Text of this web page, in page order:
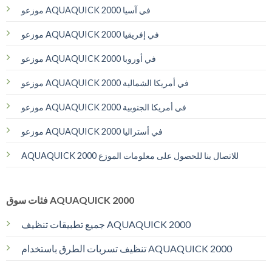
موزعو AQUAQUICK 2000 في آسيا
موزعو AQUAQUICK 2000 في إفريقيا
موزعو AQUAQUICK 2000 في أوروبا
موزعو AQUAQUICK 2000 في أمريكا الشمالية
موزعو AQUAQUICK 2000 في أمريكا الجنوبية
موزعو AQUAQUICK 2000 في أستراليا
AQUAQUICK 2000 للاتصال بنا للحصول على معلومات الموزع
فئات سوق AQUAQUICK 2000
جميع تطبيقات تنظيف AQUAQUICK 2000
تنظيف تسربات الطرق باستخدام AQUAQUICK 2000